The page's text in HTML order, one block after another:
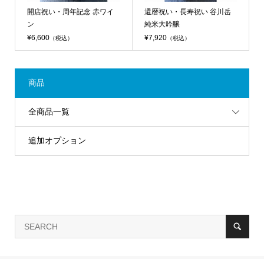
開店祝い・周年記念 赤ワイ
ン
¥6,600（税込）
還暦祝い・長寿祝い 谷川岳
純米大吟醸
¥7,920（税込）
商品
全商品一覧
追加オプション